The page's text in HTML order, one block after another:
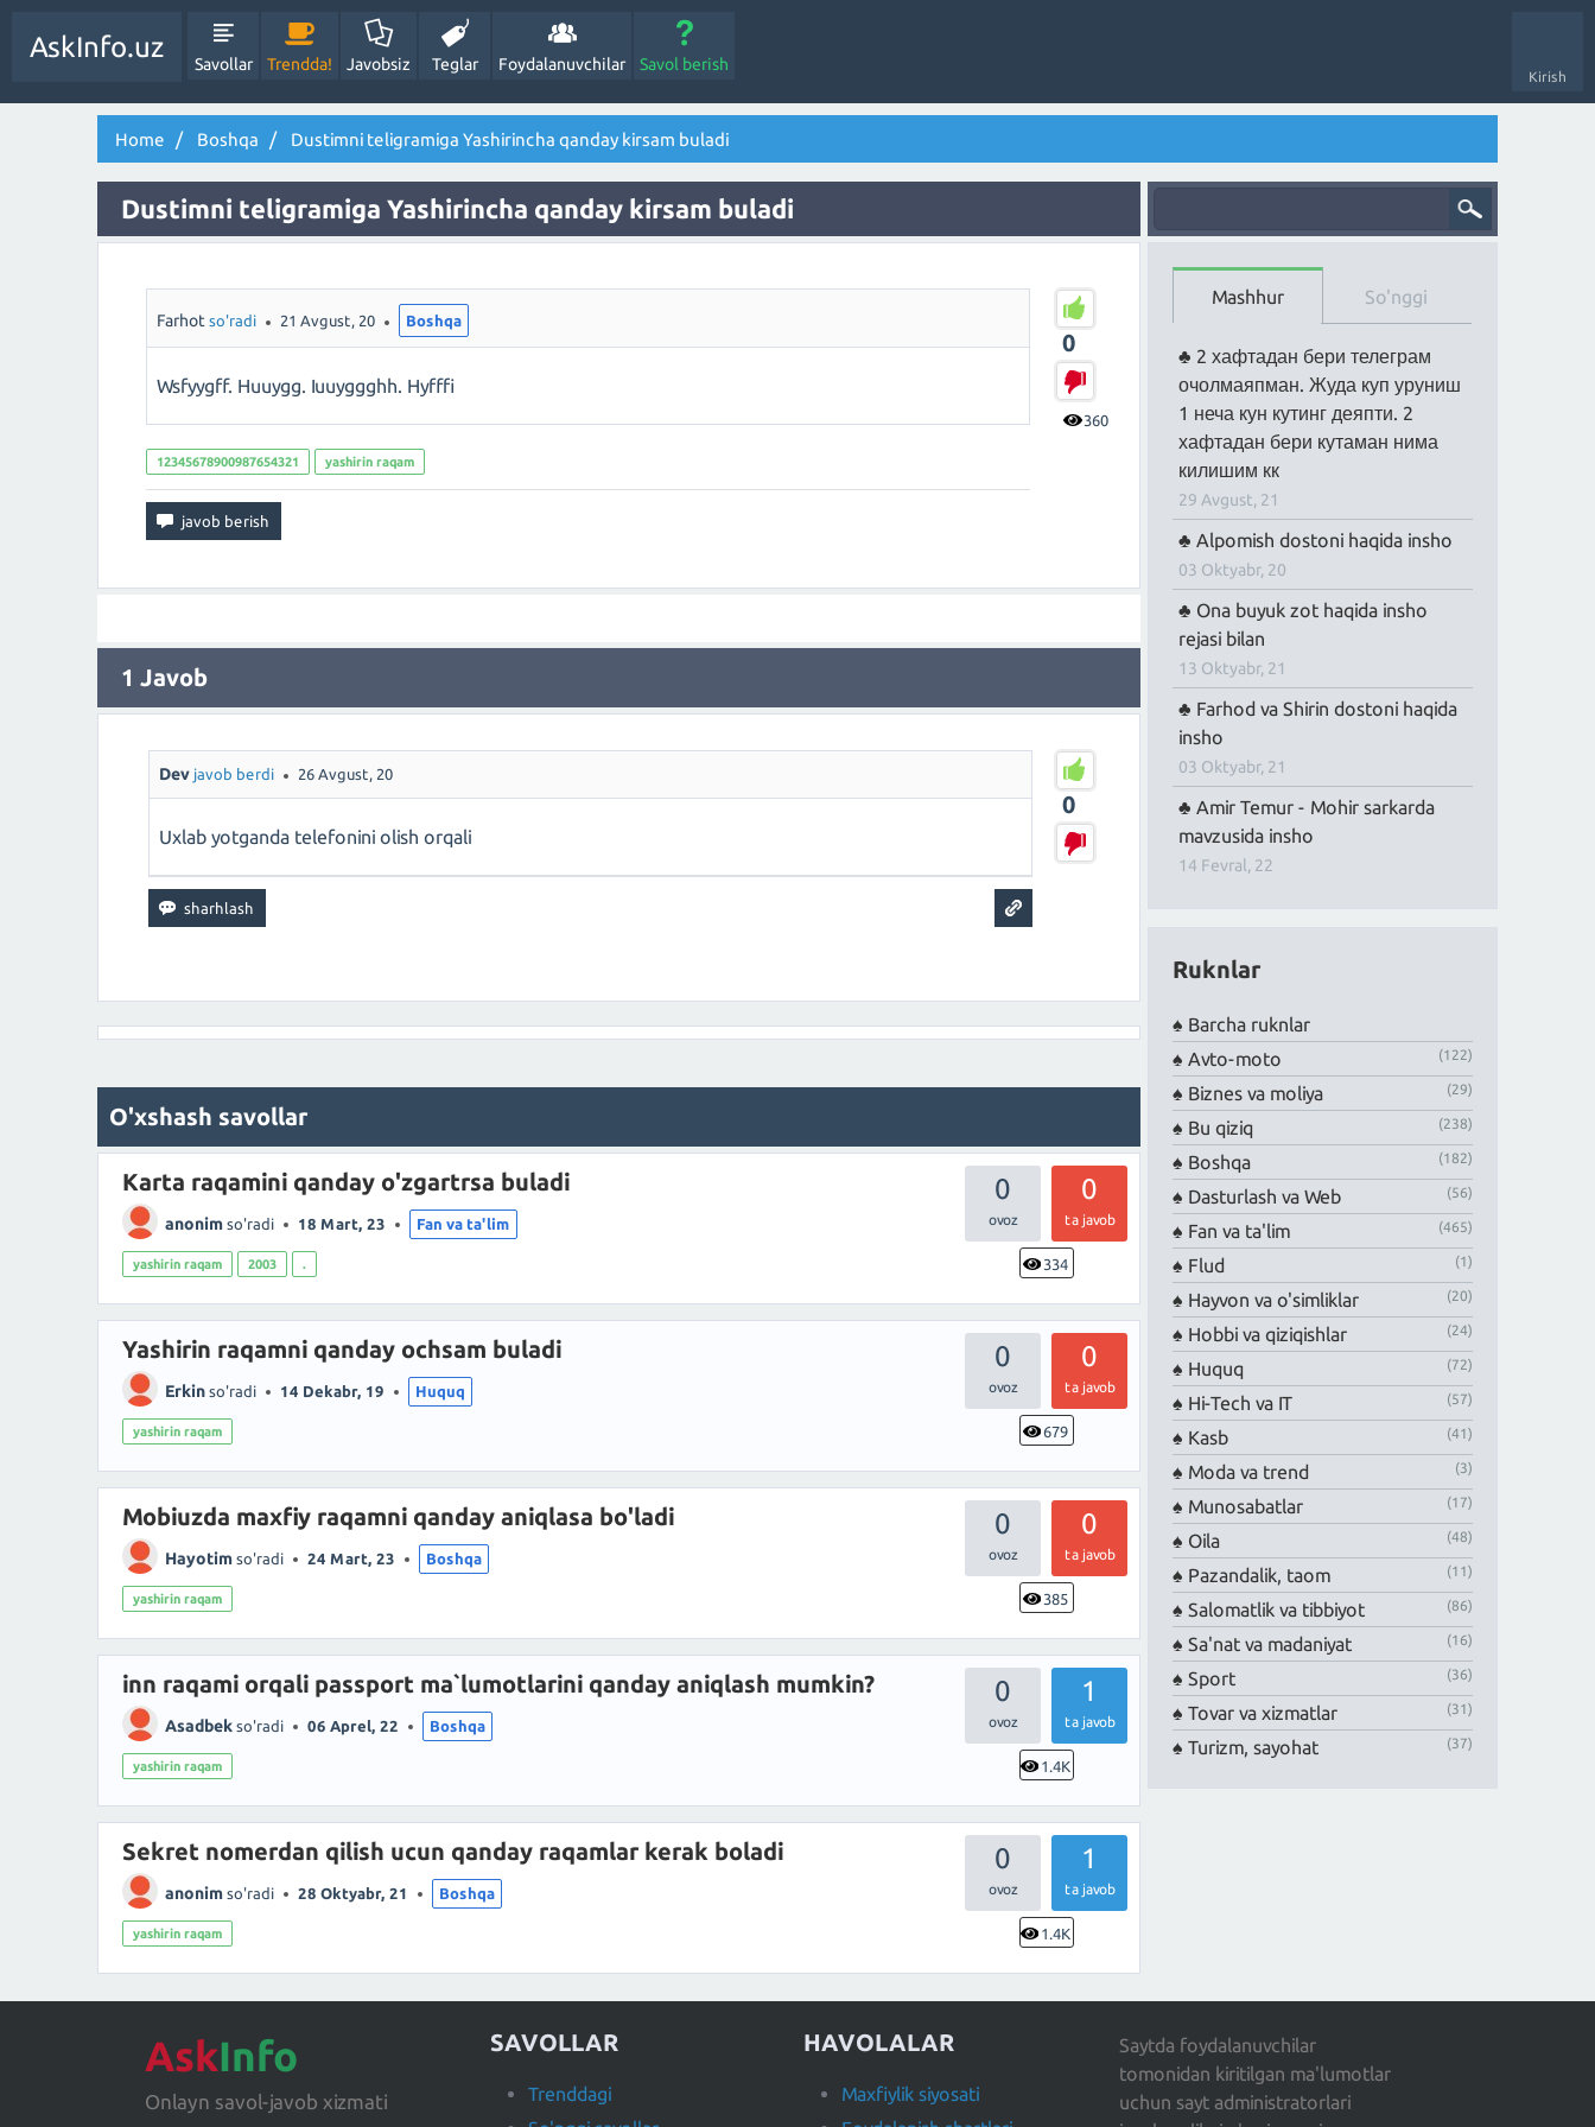
Kirish
AskInfo.uz
Savollar Trendda! Javobsiz Teglar Foydalanuvchilar Savol berish
Home Boshqa Dustimni teligramiga Yashirincha qanday kirsam buladi
Dustimni teligramiga Yashirincha qanday kirsam buladi
0
360
Farhot so'radi 21 Avgust, 20 Boshqa
Wsfyygff. Huuygg. Iuuyggghh. Hyfffi
12345678900987654321 yashirin raqam
1 Javob
0
Dev javob berdi 26 Avgust, 20
Uxlab yotganda telefonini olish orqali
O'xshash savollar
0 0
ta javob
334
Karta raqamini qanday o'zgartrsa buladi
anonim so'radi 18 Mart, 23 Fan va ta'lim
yashirin raqam 2003 .
0 0
ta javob
679
Yashirin raqamni qanday ochsam buladi
Erkin so'radi 14 Dekabr, 19 Huquq
yashirin raqam
0 0
ta javob
385
Mobiuzda maxfiy raqamni qanday aniqlasa bo'ladi
Hayotim so'radi 24 Mart, 23 Boshqa
yashirin raqam
0 1
ta javob
1.4K
inn raqami orqali passport ma`lumotlarini qanday aniqlash mumkin?
Asadbek so'radi 06 Aprel, 22 Boshqa
yashirin raqam
0 1
ta javob
1.4K
Sekret nomerdan qilish ucun qanday raqamlar kerak boladi
anonim so'radi 28 Oktyabr, 21 Boshqa
yashirin raqam
Mashhur So'nggi
2 хафтадан бери телеграм
очолмаяпман. Жуда куп уруниш
1 неча кун кутинг деяпти. 2
хафтадан бери кутаман нима
килишим кк
29 Avgust, 21
Alpomish dostoni haqida insho
03 Oktyabr, 20
Ona buyuk zot haqida insho
rejasi bilan
13 Oktyabr, 21
Farhod va Shirin dostoni haqida
insho
03 Oktyabr, 21
Amir Temur - Mohir sarkarda
mavzusida insho
14 Fevral, 22
Ruknlar
Barcha ruknlar
Avto-moto
(122)
Biznes va moliya (29)
Bu qiziq (238)
Boshqa (182)
Dasturlash va Web (56)
Fan va ta'lim (465)
Flud (1)
Hayvon va o'simliklar (20)
Hobbi va qiziqishlar (24)
Huquq (72)
Hi-Tech va IT (57)
Kasb (41)
Moda va trend (3)
Munosabatlar (17)
Oila (48)
Pazandalik, taom (11)
Salomatlik va tibbiyot (86)
Sa'nat va madaniyat (16)
Sport (36)
Tovar va xizmatlar (31)
Turizm, sayohat (37)
AskInfo
Onlayn savol-javob xizmati
SAVOLLAR
Trenddagi
HAVOLALAR
Maxfiylik siyosati
Saytda foydalanuvchilar
tomonidan kiritilgan ma'lumotlar
uchun sayt administratorlari